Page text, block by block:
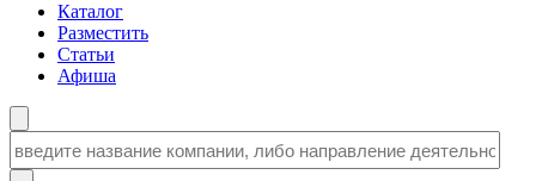
Каталог
Разместить
Статьи
Афиша